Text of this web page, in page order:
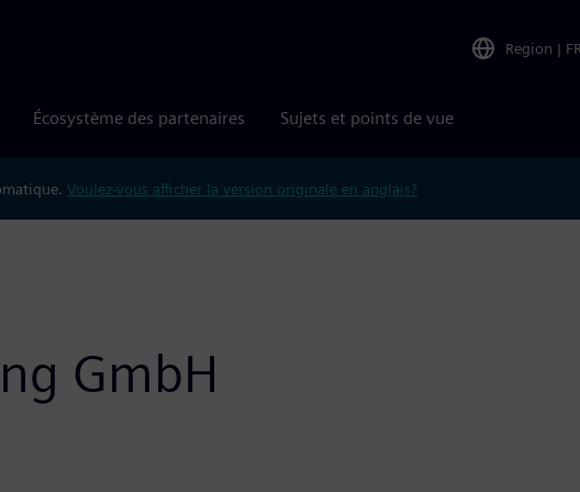
Region | FR
Écosystème des partenaires Sujets et points de vue
Voulez-vous afficher la version originale en anglais?
GmbH